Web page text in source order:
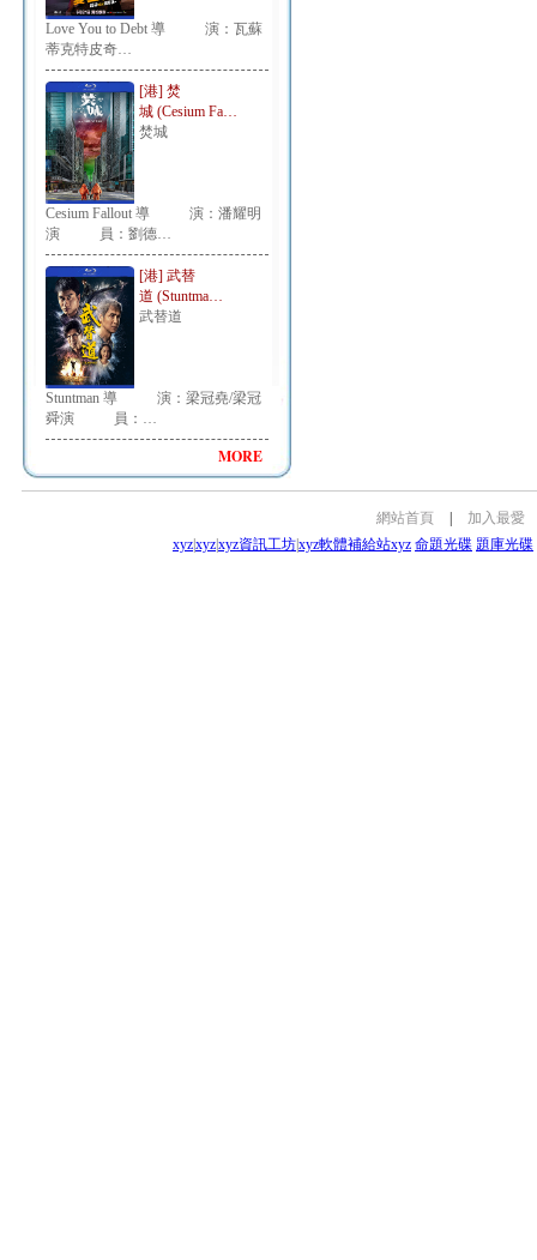
Love You to Debt 導 演：瓦蘇
蒂克特皮奇…
[港] 焚
城 (Cesium Fa…
焚城
Cesium Fallout 導 演：潘耀明
演 員：劉德…
[港] 武替
道 (Stuntma…
武替道
Stuntman 導 演：梁冠堯/梁冠
舜演 員：…
MORE
網站首頁
加入最愛
xyzxyzxyz資訊工坊xyz軟體補給站xyz 命題光碟 題庫光碟